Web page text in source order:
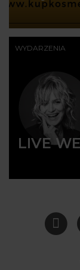
WYDARZENIA
LIVE